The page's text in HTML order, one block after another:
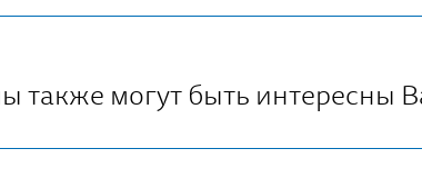
также могут быть интересны